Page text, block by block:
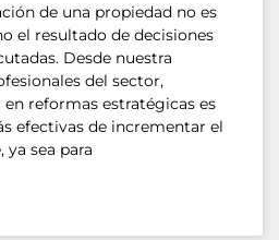
de una propiedad no es
el resultado de decisiones
Desde nuestra
del sector,
reformas estratégicas es
efectivas de incrementar el
sea para